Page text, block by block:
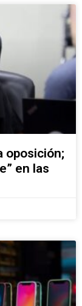
oposición;
en las